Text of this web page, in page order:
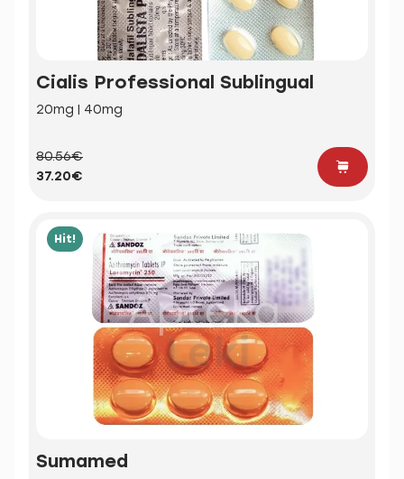
Cialis Professional Sublingual
20mg | 40mg
80.56€
37.20€
Hit!
Sumamed